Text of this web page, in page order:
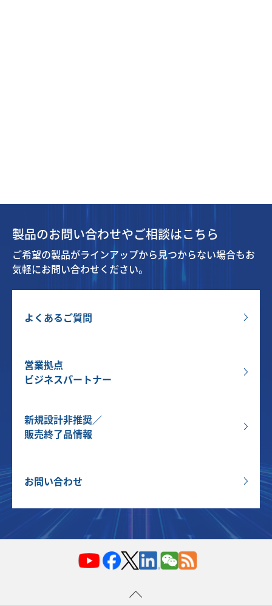
製品のお問い合わせやご相談はこちら
ご希望の製品がラインアップから見つからない場合もお
気軽にお問い合わせください。
よくあるご質問
営業拠点
ビジネスパートナー
新規設計非推奨／
販売終了品情報
お問い合わせ